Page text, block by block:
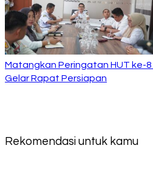
Matangkan Peringatan HUT ke-
Gelar Rapat Persiapan
Rekomendasi untuk kamu